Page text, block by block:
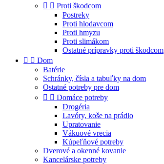
  Proti škodcom
Postreky
Proti hlodavcom
Proti hmyzu
Proti slimákom
Ostatné prípravky proti škodcom
  Dom
Batérie
Schránky, čísla a tabuľky na dom
Ostatné potreby pre dom
  Domáce potreby
Drogéria
Lavóry, koše na prádlo
Upratovanie
Vákuové vrecia
Kúpeľňové potreby
Dverové a okenné kovanie
Kancelárske potreby